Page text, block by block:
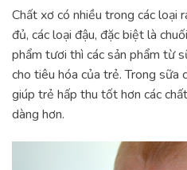
Chất xơ có nhiều trong các loại
đủ, các loại đậu, đặc biệt là
phẩm tươi thì các sản phẩm từ
cho tiêu hóa của trẻ. Trong sữa
giúp trẻ hấp thu tốt hơn các
dàng hơn.